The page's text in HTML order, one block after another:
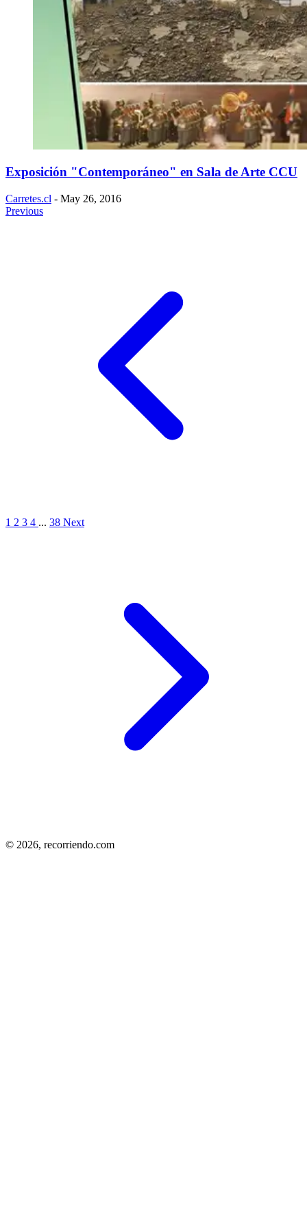
Exposición "Contemporáneo" en Sala de Arte CCU
Carretes.cl - May 26, 2016
Previous
1 2 3 4 ... 38 Next
© 2026, recorriendo.com